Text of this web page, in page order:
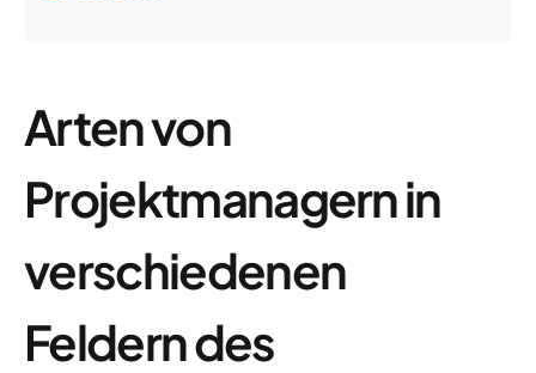
Arten von
Projektmanagern in
verschiedenen
Feldern des